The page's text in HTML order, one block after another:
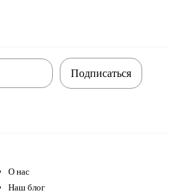
Подписаться
О нас
Наш блог